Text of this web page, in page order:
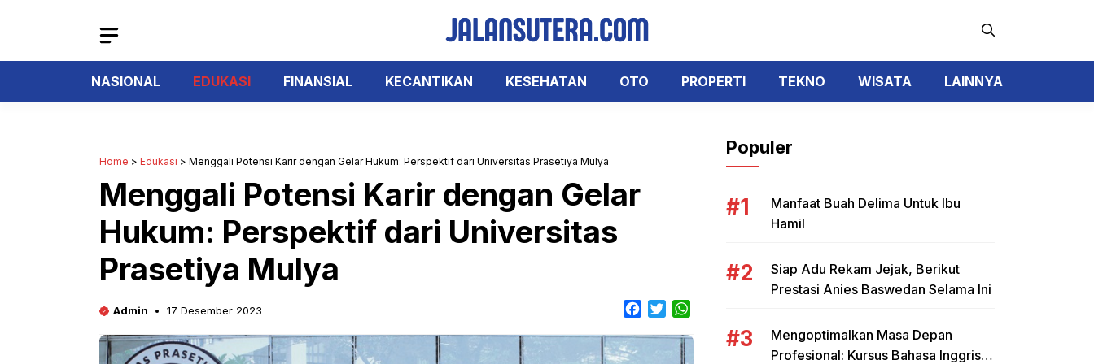
NASIONAL
EDUKASI FINANSIAL KECANTIKAN KESEHATAN OTO PROPERTI TEKNO WISATA LAINNYA
Home > Edukasi > Menggali Potensi Karir dengan Gelar Hukum: Perspektif dari Universitas Prasetiya Mulya
Menggali Potensi Karir dengan Gelar
Hukum: Perspektif dari Universitas
Prasetiya Mulya
Admin 17 Desember 2023
a
Populer
Manfaat Buah Delima Untuk Ibu
Hamil
Siap Adu Rekam Jejak, Berikut
Prestasi Anies Baswedan Selama Ini
Mengoptimalkan Masa Depan
Profesional: Kursus Bahasa Inggris